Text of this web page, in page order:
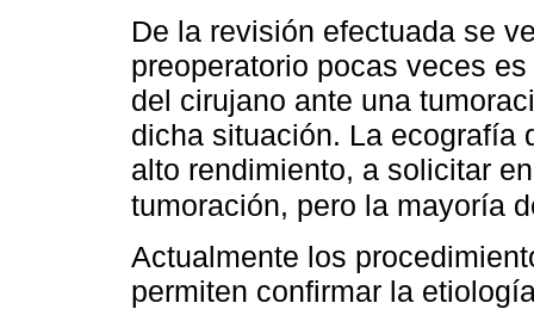
De la revisión efectuada se
preoperatorio pocas veces
del cirujano ante una
dicha situación. La ecografía
alto rendimiento, a solicitar
tumoración, pero la mayoría
Actualmente los
permiten confirmar la